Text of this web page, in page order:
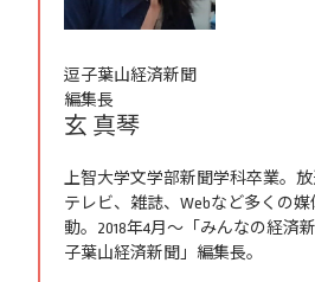
逗子葉山経済新聞
編集長
玄 真琴
上智大学文学部新聞学科卒業。
テレビ、雑誌、Webなど多くの
動。2018年4月～「みんなの経済
子葉山経済新聞」編集長。